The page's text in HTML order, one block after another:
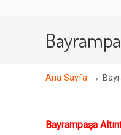
Ana Sayfa →
Bayrampaşa